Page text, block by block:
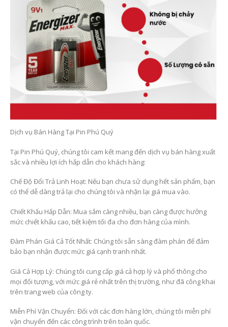
Dịch vụ Bán Hàng Tại Pin Phú Quý
Tại Pin Phú Quý, chúng tôi cam kết mang đến dịch vụ bán hàng xuất
sắc và nhiều lợi ích hấp dẫn cho khách hàng:
Chế Độ Đổi Trả Linh Hoạt: Nếu bạn chưa sử dụng hết sản phẩm, bạn
có thể dễ dàng trả lại cho chúng tôi và nhận lại giá mua vào.
Chiết Khấu Hấp Dẫn: Mua sắm càng nhiều, bạn càng được hưởng
mức chiết khấu cao, tiết kiệm tối đa cho đơn hàng của mình.
Đàm Phán Giá Cả Tốt Nhất: Chúng tôi sẵn sàng đàm phán để đảm
bảo bạn nhận được mức giá cạnh tranh nhất.
Giá Cả Hợp Lý: Chúng tôi cung cấp giá cả hợp lý và phổ thông cho
mọi đối tượng, với mức giá rẻ nhất trên thị trường, như đã công khai
trên trang web của công ty.
Miễn Phí Vận Chuyển: Đối với các đơn hàng lớn, chúng tôi miễn phí
vận chuyển đến các công trình trên toàn quốc.